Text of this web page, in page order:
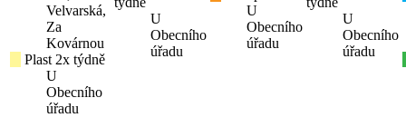
Velvarská,
Za
Kovárnou
Plast 2x týdně
U
Obecního
úřadu
U
Obecního
úřadu
U
Obecního
úřadu
U
Obecního
úřadu